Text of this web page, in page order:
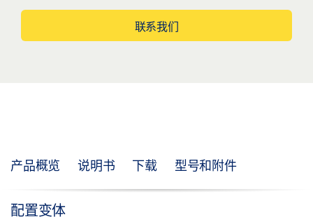
联系我们
产品概览 说明书 下载 型号和附件
配置变体